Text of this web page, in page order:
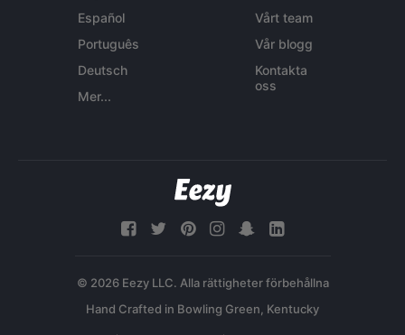
Español
Português
Deutsch
Mer...
Vårt team
Vår blogg
Kontakta
oss
© 2026 Eezy LLC. Alla rättigheter förbehållna